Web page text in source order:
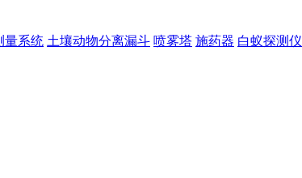
量系统 土壤动物分离漏斗 喷雾塔 施药器 白蚁探测仪